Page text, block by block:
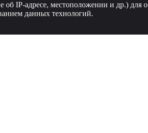
IP-адресе, местоположении и др.) для
данных технологий.